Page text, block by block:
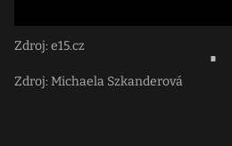
Zdroj: e15.cz
Zdroj: Michaela Szkanderová